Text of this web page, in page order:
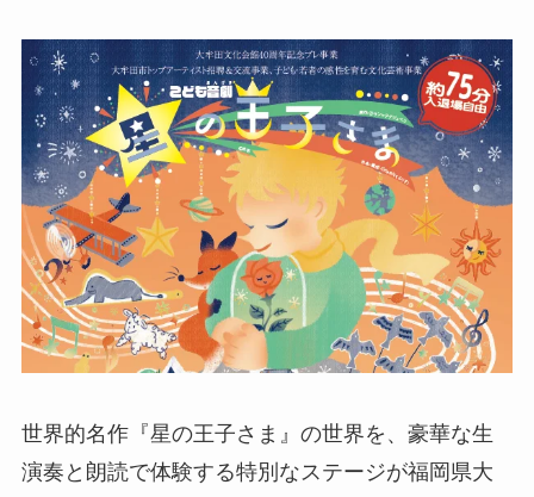
世界的名作『星の王子さま』の世界を、豪華な生
演奏と朗読で体験する特別なステージが福岡県大